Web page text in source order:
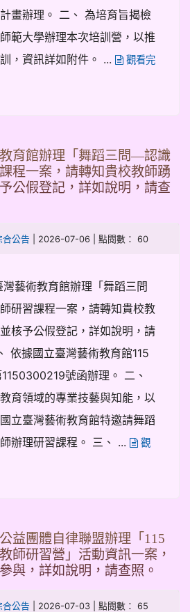
畫辦理。 二、 為培育旨揭檢
範大學辦理本次培訓營，以推
，資訊詳如附件。 ...
觀看完
育館辦理「舞蹈三問―認識
程一案，請轉知貴校教師踴
公假登記，詳如說明，請查
合公告 | 2026-07-06 | 點閱數： 60
藝術教育館辦理「舞蹈三問
研習課程一案，請轉知貴校教
核予公假登記，詳如說明，請
依據國立臺灣藝術教育館115
號函辦理。 二、
育領域的專業技藝與知能，以
立臺灣藝術教育館特邀請舞蹈
辦理研習課程。 三、 ...
觀
益團體自律聯盟辦理「115
師研習營」活動資訊一案，
與，詳如說明，請查照。
合公告 | 2026-07-03 | 點閱數： 65